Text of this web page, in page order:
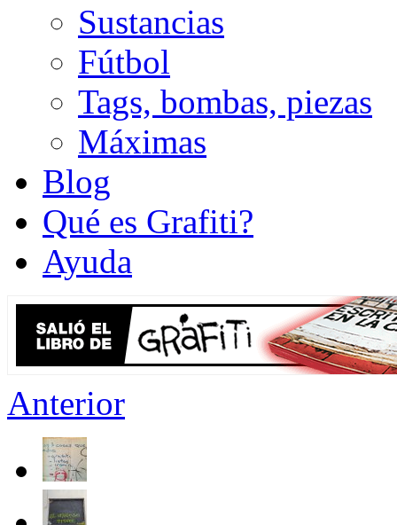
Sustancias
Fútbol
Tags, bombas, piezas
Máximas
Blog
Qué es Grafiti?
Ayuda
Anterior